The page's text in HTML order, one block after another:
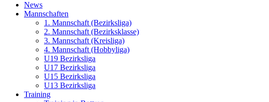
News
Mannschaften
1. Mannschaft (Bezirksliga)
2. Mannschaft (Bezirksklasse)
3. Mannschaft (Kreisliga)
4. Mannschaft (Hobbyliga)
U19 Bezirksliga
U17 Bezirksliga
U15 Bezirksliga
U13 Bezirksliga
Training